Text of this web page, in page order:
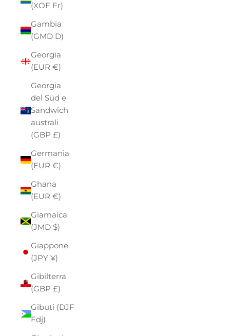
(XOF Fr)
Gambia
(GMD D)
Georgia
(EUR €)
Georgia
del Sud e
Sandwich
australi
(GBP £)
Germania
(EUR €)
Ghana
(EUR €)
Giamaica
(JMD $)
Giappone
(JPY ¥)
Gibilterra
(GBP £)
Gibuti (DJF
Fdj)